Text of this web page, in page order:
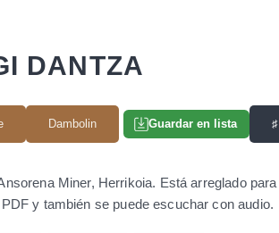
DANTZA
Dambolin Guardar en lista ♯
Miner, Herrikoia. Está arreglado para
y también se puede escuchar con audio.